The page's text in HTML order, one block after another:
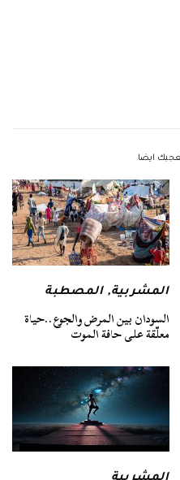
ايضا
المشربية,المصطبة
السودان بين المرض والجوع..حياة
معلّقة على حافة الموت